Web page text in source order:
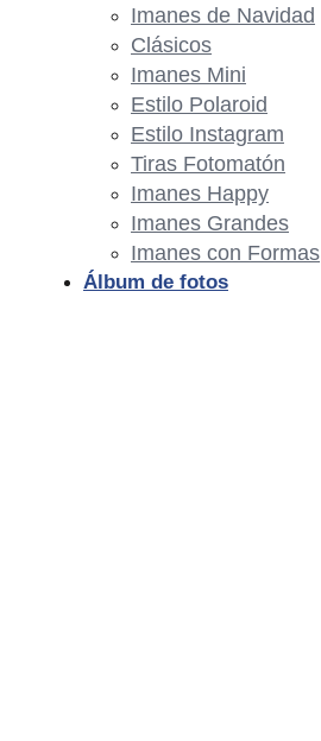
Imanes de Navidad
Clásicos
Imanes Mini
Estilo Polaroid
Estilo Instagram
Tiras Fotomatón
Imanes Happy
Imanes Grandes
Imanes con Formas
Álbum de fotos